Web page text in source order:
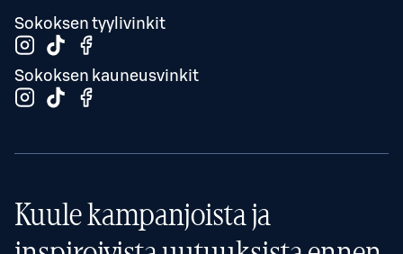
Sokoksen tyylivinkit
Sokoksen kauneusvinkit
Kuule kampanjoista ja